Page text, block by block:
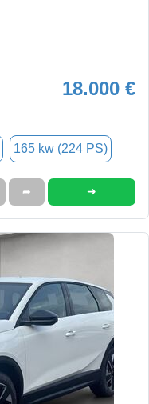
18.000 €
165 kw (224 PS)
➦ ➜